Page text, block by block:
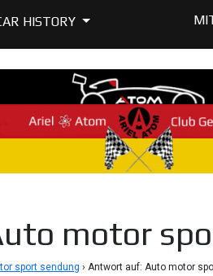
HISTORY
motor
sport sendung › Antwort auf: Auto motor